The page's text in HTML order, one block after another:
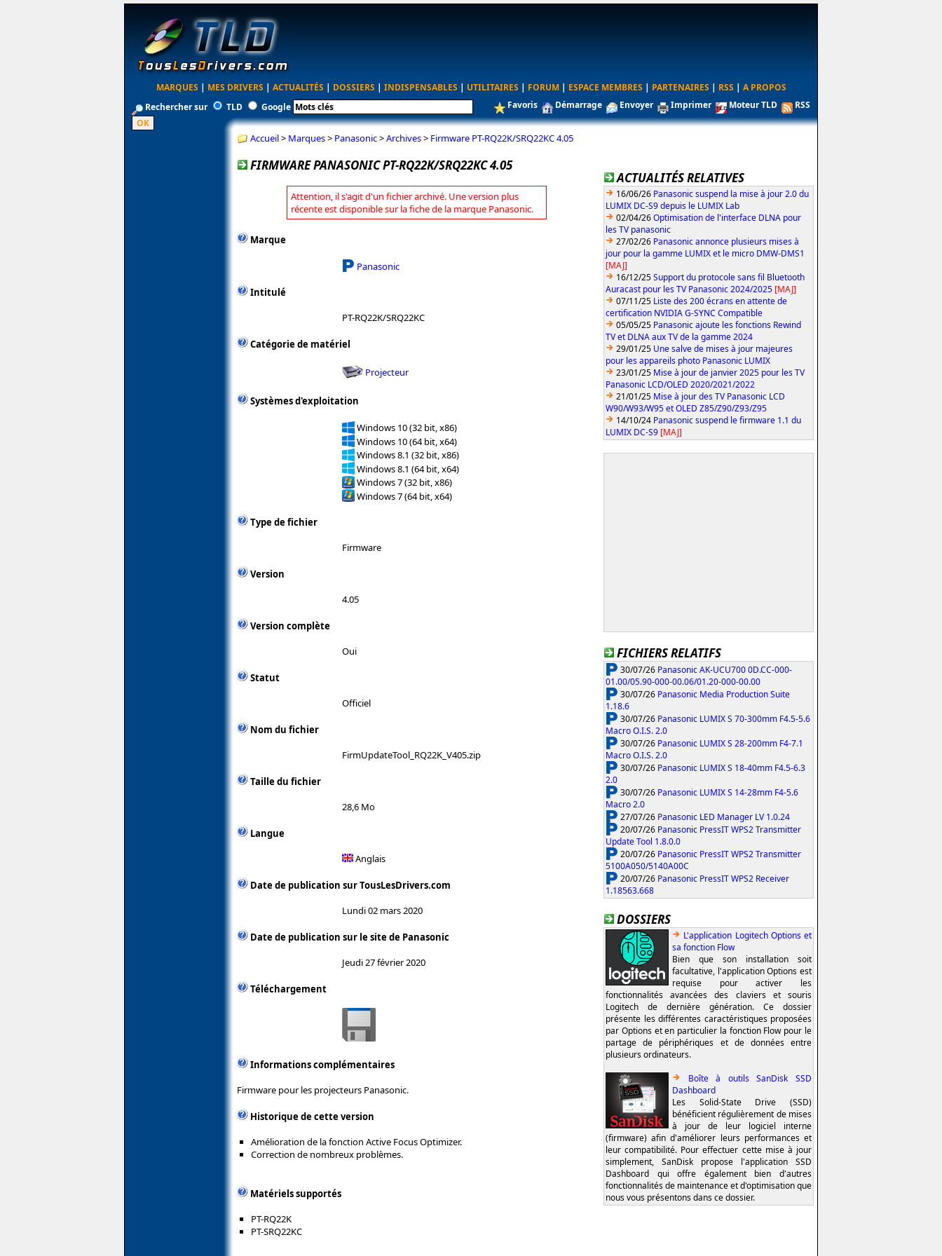
MARQUES | MES DRIVERS | ACTUALITÉS | DOSSIERS | INDISPENSABLES | UTILITAIRES | FORUM | ESPACE MEMBRES | PARTENAIRES | RSS | A PROPOS
Rechercher sur
TLD Google Favoris Démarrage Envoyer Imprimer Moteur TLD RSS
Accueil> Marques> Panasonic>Archives> Firmware PT-RQ22K/SRQ22KC 4.05
FIRMWARE PANASONIC PT-RQ22K/SRQ22KC 4.05
Attention, il s'agit d'un fichier archivé. Une version plus
récente est disponible sur la fiche de la marque Panasonic.
Marque
Panasonic
Intitulé
PT-RQ22K/SRQ22KC
Catégorie de matériel
Projecteur
Systèmes d'exploitation
Windows 10 (32 bit, x86)
Windows 10 (64 bit, x64)
Windows 8.1 (32 bit, x86)
Windows 8.1 (64 bit, x64)
Windows 7 (32 bit, x86)
Windows 7 (64 bit, x64)
Type de fichier
Firmware
Version
4.05
Version complète
Oui
Statut
Officiel
Nom du fichier
FirmUpdateTool_RQ22K_V405.zip
Taille du fichier
28,6 Mo
Langue
Anglais
Date de publication sur TousLesDrivers.com
Lundi 02 mars 2020
Date de publication sur le site de Panasonic
Jeudi 27 février 2020
Téléchargement
Informations complémentaires
Firmware pour les projecteurs Panasonic.
Historique de cette version
Amélioration de la fonction Active Focus Optimizer.
Correction de nombreux problèmes.
Matériels supportés
PT-RQ22K
PT-SRQ22KC
ACTUALITÉS RELATIVES
16/06/26 Panasonic suspend la mise à jour 2.0 du
LUMIX DC-S9 depuis le LUMIX Lab
02/04/26Optimisation de l'interface DLNA pour
les TV panasonic
27/02/26 Panasonic annonce plusieurs mises à
jour pour la gamme LUMIX et le micro DMW-DMS1
[MAJ]
16/12/25Support du protocole sans fil Bluetooth
Auracast pour les TV Panasonic 2024/2025 [MAJ]
07/11/25 Liste des 200 écrans en attente de
certification NVIDIA G-SYNC Compatible
05/05/25 Panasonic ajoute les fonctions Rewind
TV et DLNA aux TV de la gamme 2024
29/01/25 Une salve de mises à jour majeures
pour les appareils photo Panasonic LUMIX
23/01/25 Mise à jour de janvier 2025 pour les TV
Panasonic LCD/OLED 2020/2021/2022
21/01/25 Mise à jour des TV Panasonic LCD
W90/W93/W95 et OLED Z85/Z90/Z93/Z95
14/10/24 Panasonic suspend le firmware 1.1 du
LUMIX DC-S9 [MAJ]
FICHIERS RELATIFS
30/07/26 Panasonic AK-UCU700 0D.CC-000-
01.00/05.90-000-00.06/01.20-000-00.00
30/07/26 Panasonic Media Production Suite
1.18.6
30/07/26 Panasonic LUMIX S 70-300mm F4.5-5.6
Macro O.I.S. 2.0
30/07/26 Panasonic LUMIX S 28-200mm F4-7.1
Macro O.I.S. 2.0
30/07/26 Panasonic LUMIX S 18-40mm F4.5-6.3
2.0
30/07/26 Panasonic LUMIX S 14-28mm F4-5.6
Macro 2.0
27/07/26 Panasonic LED Manager LV 1.0.24
20/07/26 Panasonic PressIT WPS2 Transmitter
Update Tool 1.8.0.0
20/07/26 Panasonic PressIT WPS2 Transmitter
5100A050/5140A00C
20/07/26 Panasonic PressIT WPS2 Receiver
1.18563.668
DOSSIERS
L'application Logitech Options et
sa fonction Flow
Bien que son installation soit
facultative, l'application Options est
requise pour activer les
fonctionnalités avancées des claviers et souris
Logitech de dernière génération. Ce dossier
présente les différentes caractéristiques proposées
par Options et en particulier la fonction Flow pour le
partage de périphériques et de données entre
plusieurs ordinateurs.
Boîte à outils SanDisk SSD
Dashboard
Les Solid-State Drive (SSD)
bénéficient régulièrement de mises
à jour de leur logiciel interne
(firmware) afin d'améliorer leurs performances et
leur compatibilité. Pour effectuer cette mise à jour
simplement, SanDisk propose l'application SSD
Dashboard qui offre également bien d'autres
fonctionnalités de maintenance et d'optimisation que
nous vous présentons dans ce dossier.